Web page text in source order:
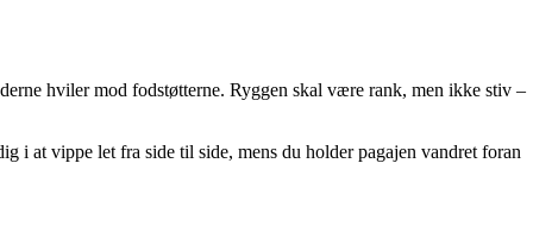
hviler mod fodstøtterne. Ryggen skal være rank, men ikke stiv –
i at vippe let fra side til side, mens du holder pagajen vandret foran